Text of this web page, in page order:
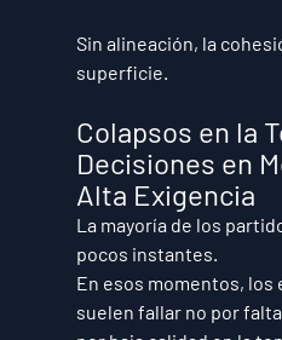
Sin alineación, la
superficie.
Colapsos en la
Decisiones en
Alta Exigencia
La mayoría de los
pocos instantes.
En esos momentos, los
suelen fallar no por